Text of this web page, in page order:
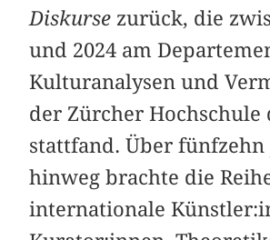
Diskurse zurück, die
und 2024 am
Kulturanalysen und
der Zürcher Hochschule
stattfand. Über fünfzehn
hinweg brachte die
internationale